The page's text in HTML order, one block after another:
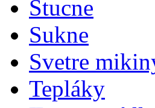
Štucne
Sukne
Svetre
Tepláky